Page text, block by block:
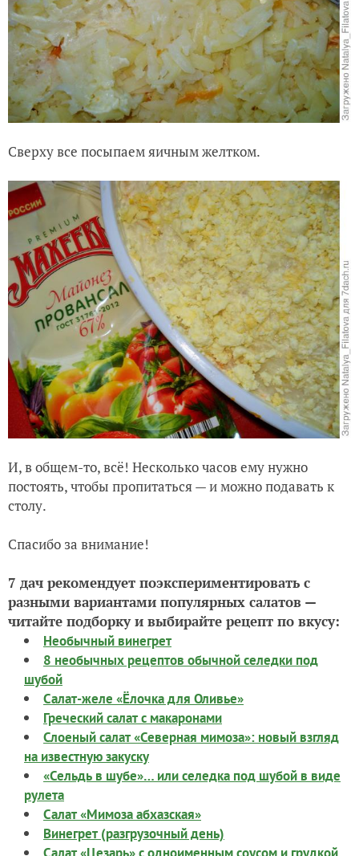
Сверху все посыпаем яичным желтком.
И, в общем-то, всё! Несколько часов ему нужно
постоять, чтобы пропитаться — и можно подавать к
столу.
Спасибо за внимание!
7 дач рекомендует поэкспериментировать с
разными вариантами популярных салатов —
читайте подборку и выбирайте рецепт по вкусу:
Необычный винегрет
8 необычных рецептов обычной селедки под
шубой
Салат-желе «Ёлочка для Оливье»
Греческий салат с макаронами
Слоеный салат «Северная мимоза»: новый взгляд
на известную закуску
«Сельдь в шубе»… или селедка под шубой в виде
рулета
Салат «Мимоза абхазская»
Винегрет (разгрузочный день)